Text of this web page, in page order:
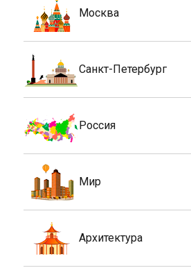
Москва
Санкт-Петербург
Россия
Мир
Архитектура